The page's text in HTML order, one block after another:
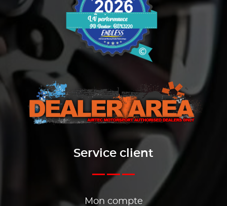
Service client
Mon compte